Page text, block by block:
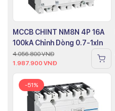
MCCB CHINT NM8N 4P 16A
100kA Chỉnh Dòng 0.7-1xIn
4.056.800VNĐ
1.987.900 VNĐ
-51%